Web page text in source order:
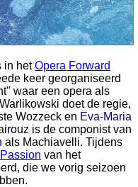
in hetOpera Forward
keer georganiseerd
waar een opera als
doet de regie,
Wozzeck en Eva-Maria
is de componist van
als Machiavelli. Tijdens
van het
die we vorig seizoen